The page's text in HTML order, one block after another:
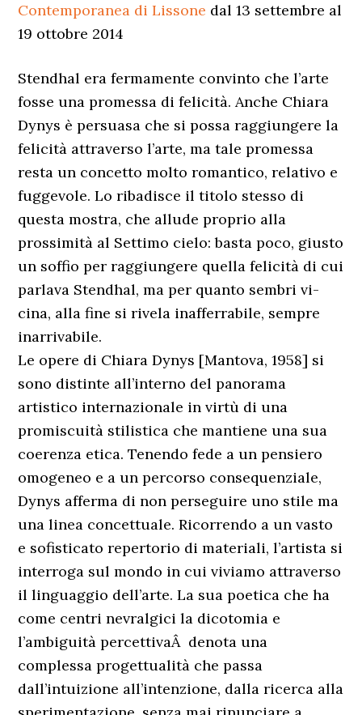
Contemporanea di Lissone dal 13 settembre al
19 ottobre 2014
Stendhal era fermamente convinto che l’arte
fosse una promessa di felicità. Anche Chiara
Dynys è persuasa che si possa raggiungere la
felicità attraverso l’arte, ma tale promessa
resta un concetto molto romantico, relativo e
fuggevole. Lo ribadisce il titolo stesso di
questa mostra, che allude proprio alla
prossimità al Settimo cielo: basta poco, giusto
un soffio per raggiungere quella felicità di cui
parlava Stendhal, ma per quanto sembri vi-
cina, alla fine si rivela inafferrabile, sempre
inarrivabile.
Le opere di Chiara Dynys [Mantova, 1958] si
sono distinte all’interno del panorama
artistico internazionale in virtù di una
promiscuità stilistica che mantiene una sua
coerenza etica. Tenendo fede a un pensiero
omogeneo e a un percorso consequenziale,
Dynys afferma di non perseguire uno stile ma
una linea concettuale. Ricorrendo a un vasto
e sofisticato repertorio di materiali, l’artista si
interroga sul mondo in cui viviamo attraverso
il linguaggio dell’arte. La sua poetica che ha
come centri nevralgici la dicotomia e
l’ambiguità percettivaÂ denota una
complessa progettualità che passa
dall’intuizione all’intenzione, dalla ricerca alla